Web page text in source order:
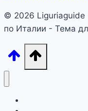
© 2026 Liguriaguide
по Италии - Тема